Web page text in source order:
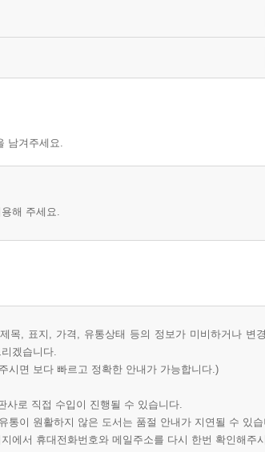
남겨주세요.
해 주세요.
목, 표지, 가격, 유통상태 등의 정보가 미비하거나 변
겠습니다.
시면 보다 빠르고 정확한 안내가 가능합니다.)
사로 직접 수입이 진행될 수 있습니다.
통이 원활하지 않은 도서는 품절 안내가 지연될 수 있습
에서 휴대전화번호와 메일주소를 다시 한번 확인해주